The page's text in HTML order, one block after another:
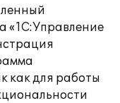
«1С:Управление
как для работы